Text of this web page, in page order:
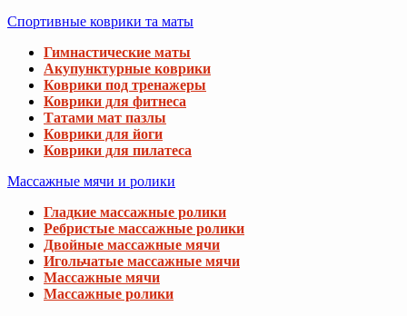
Спортивные коврики та маты
Гимнастические маты
Акупунктурные коврики
Коврики под тренажеры
Коврики для фитнеса
Татами мат пазлы
Коврики для йоги
Коврики для пилатеса
Массажные мячи и ролики
Гладкие массажные ролики
Ребристые массажные ролики
Двойные массажные мячи
Игольчатые массажные мячи
Массажные мячи
Массажные ролики